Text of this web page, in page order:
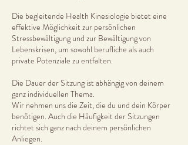
Die begleitende Health Kinesiologie bietet eine
effektive Möglichkeit zur persönlichen
Stressbewältigung und zur Bewältigung von
Lebenskrisen, um sowohl berufliche als auch
private Potenziale zu entfalten.
Die Dauer der Sitzung ist abhängig von deinem
ganz individuellen Thema.
Wir nehmen uns die Zeit, die du und dein Körper
benötigen. Auch die Häufigkeit der Sitzungen
richtet sich ganz nach deinem persönlichen
Anliegen.